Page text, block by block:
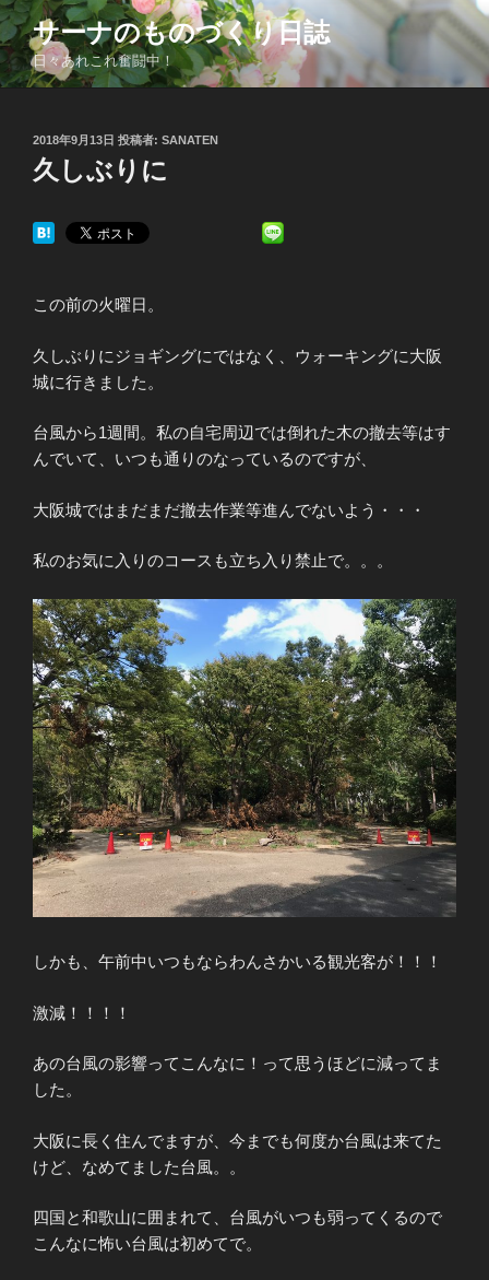
コ
ン
テ
ン
サーナのものづくり日誌
日々あれこれ奮闘中！
投
稿
日:
2018年9月13日 投稿者: SANATEN
久しぶりに
この前の火曜日。
久しぶりにジョギングにではなく、ウォーキングに大阪
城に行きました。
台風から1週間。私の自宅周辺では倒れた木の撤去等はす
んでいて、いつも通りのなっているのですが、
大阪城ではまだまだ撤去作業等進んでないよう・・・
私のお気に入りのコースも立ち入り禁止で。。。
しかも、午前中いつもならわんさかいる観光客が！！！
激減！！！！
あの台風の影響ってこんなに！って思うほどに減ってま
した。
大阪に長く住んでますが、今までも何度か台風は来てた
けど、なめてました台風。。
四国と和歌山に囲まれて、台風がいつも弱ってくるので
こんなに怖い台風は初めてで。